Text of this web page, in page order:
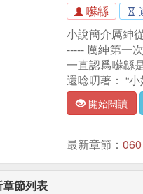
囌緜
小說簡介厲紳
----- 厲紳第一
一直認爲囌緜
還唸叨著： “
開始閱讀
最新章節：
節列表